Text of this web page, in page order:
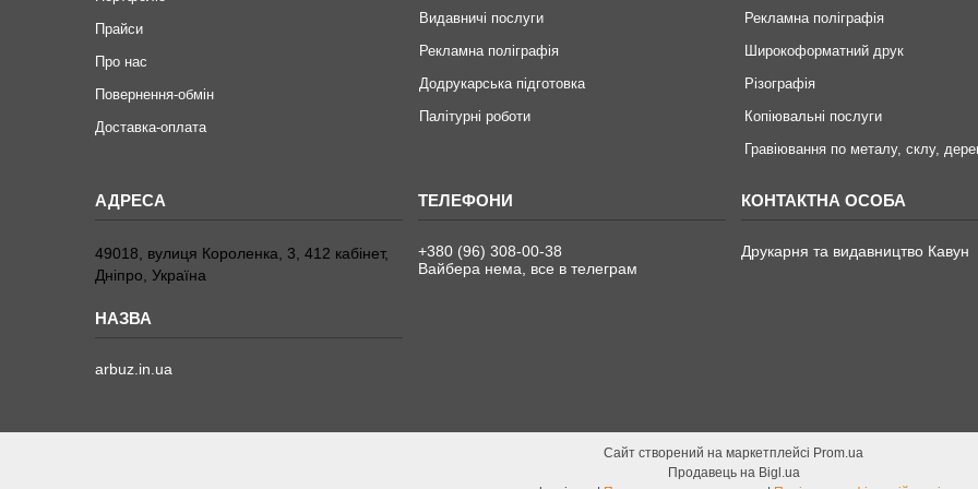
Прайси
Про нас
Повернення-обмін
Доставка-оплата
Видавничі послуги
Рекламна поліграфія
Додрукарська підготовка
Палітурні роботи
Рекламна поліграфія
Широкоформатний друк
Різографія
Копіювальні послуги
Гравіювання по металу, склу,
49018, вулиця Короленка, 3, 412 кабінет,
Дніпро, Україна
arbuz.in.ua
+380 (96) 308-00-38
Вайбера нема, все в телеграм
Друкарня та видавництво Кавун
Сайт створений на маркетплейсі Prom.ua
Продавець на Bigl.ua